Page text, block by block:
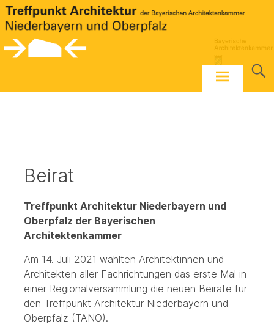
Skip
to
content
Beirat
Treffpunkt Architektur Niederbayern und
Oberpfalz der Bayerischen
Architektenkammer
Am 14. Juli 2021 wählten Architektinnen und
Architekten aller Fachrichtungen das erste Mal in
einer Regionalversammlung die neuen Beiräte für
den Treffpunkt Architektur Niederbayern und
Oberpfalz (TANO).